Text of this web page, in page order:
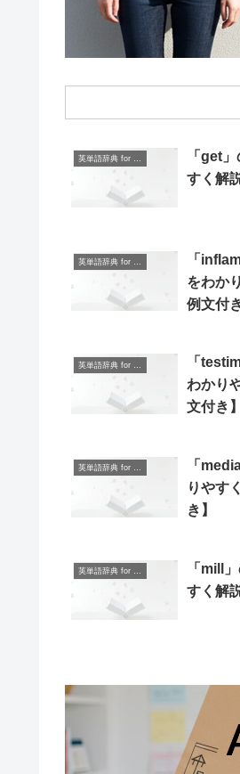
「get
すく解
「
をわか
例文付き
「
わかり
文付き】
英単語辞典 for Beginners
「
りやす
き】
英単語辞典 for Beginners
「mill
すく解